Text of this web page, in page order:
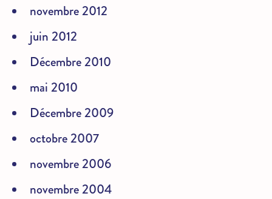
novembre 2012
juin 2012
Décembre 2010
mai 2010
Décembre 2009
octobre 2007
novembre 2006
novembre 2004